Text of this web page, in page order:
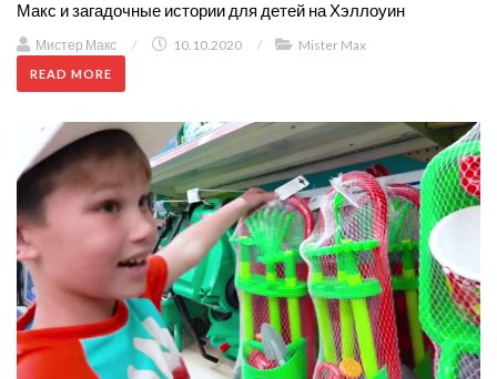
Макс и загадочные истории для детей на Хэллоуин
Мистер Макс / 10.10.2020 / Mister Max
READ MORE